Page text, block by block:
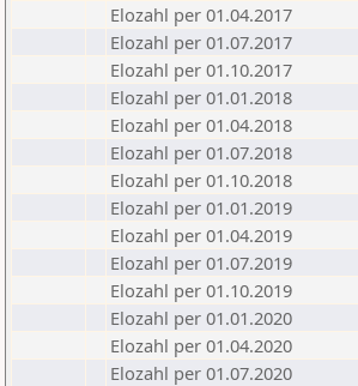
Elozahl per 01.04.2017
Elozahl per 01.07.2017
Elozahl per 01.10.2017
Elozahl per 01.01.2018
Elozahl per 01.04.2018
Elozahl per 01.07.2018
Elozahl per 01.10.2018
Elozahl per 01.01.2019
Elozahl per 01.04.2019
Elozahl per 01.07.2019
Elozahl per 01.10.2019
Elozahl per 01.01.2020
Elozahl per 01.04.2020
Elozahl per 01.07.2020